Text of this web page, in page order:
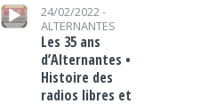
Lecteur audio
24/02/2022 -
ALTERNANTES
Les 35 ans
d’Alternantes •
Histoire des
radios libres et